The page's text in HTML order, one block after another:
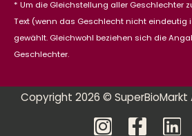
* Um die Gleichstellung aller Geschlechter
Text (wenn das Geschlecht nicht eindeutig
gewählt. Gleichwohl beziehen sich die
Geschlechter.
Copyright 2026 © SuperBioMarkt